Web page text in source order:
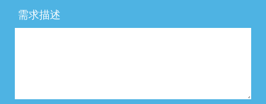
需求描述